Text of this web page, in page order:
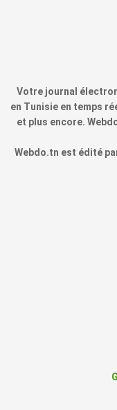
Votre journal
en Tunisie en temps
et plus encore.
Webdo.tn est édité